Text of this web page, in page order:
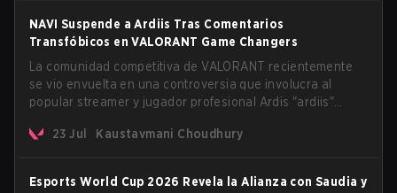
NAVI Suspende a Ardiis Tras Comentarios
Transfóbicos en VALORANT Game Changers
La comunidad competitiva de VALORANT recientemente
se vio envuelta en una controversia que involucra al
popular streamer y jugador profesional Ardis "ardiis"
problema surgió originalmente de comentarios realizados
una charla casual rápidamente escaló a un debate en
23 Jul Kaustavmani Choudhury
Esports World Cup 2026 Revela la Alianza con Saudia y